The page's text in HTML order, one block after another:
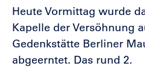
Heute Vormittag wurde
Kapelle der Versöhnung
Gedenkstätte Berliner
abgeerntet. Das rund 2.